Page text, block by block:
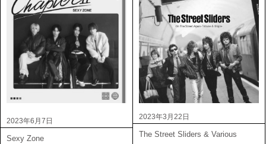
2023年6月7日
Sexy Zone
2023年3月22日
The Street Sliders & Various